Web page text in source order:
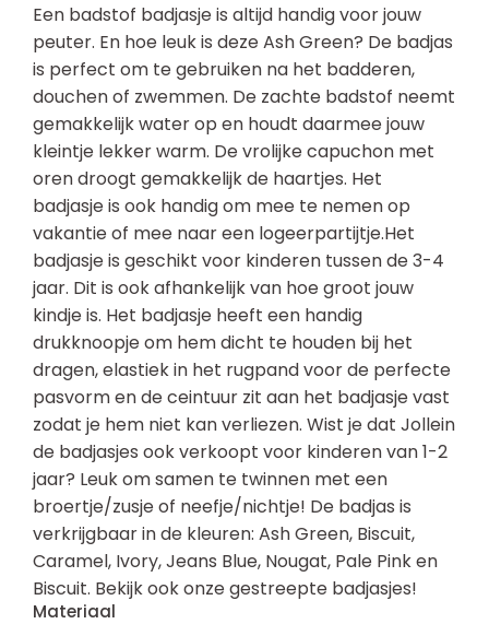
Een badstof badjasje is altijd handig voor jouw
peuter. En hoe leuk is deze Ash Green? De badjas
is perfect om te gebruiken na het badderen,
douchen of zwemmen. De zachte badstof neemt
gemakkelijk water op en houdt daarmee jouw
kleintje lekker warm. De vrolijke capuchon met
oren droogt gemakkelijk de haartjes. Het
badjasje is ook handig om mee te nemen op
vakantie of mee naar een logeerpartijtje.Het
badjasje is geschikt voor kinderen tussen de 3-4
jaar. Dit is ook afhankelijk van hoe groot jouw
kindje is. Het badjasje heeft een handig
drukknoopje om hem dicht te houden bij het
dragen, elastiek in het rugpand voor de perfecte
pasvorm en de ceintuur zit aan het badjasje vast
zodat je hem niet kan verliezen. Wist je dat Jollein
de badjasjes ook verkoopt voor kinderen van 1-2
jaar? Leuk om samen te twinnen met een
broertje/zusje of neefje/nichtje! De badjas is
verkrijgbaar in de kleuren: Ash Green, Biscuit,
Caramel, Ivory, Jeans Blue, Nougat, Pale Pink en
Biscuit. Bekijk ook onze gestreepte badjasjes!
Materiaal